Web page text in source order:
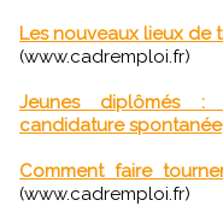
Les nouveaux lieux de
(www.cadremploi.fr)
Jeunes diplômés :
candidature spontanée
Comment faire
(www.cadremploi.fr)